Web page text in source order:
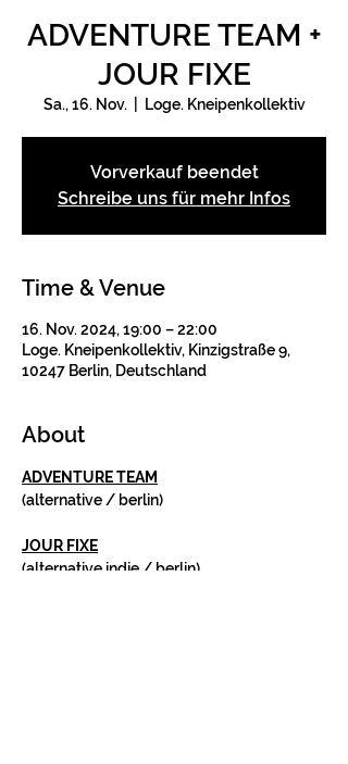
ADVENTURE TEAM +
JOUR FIXE
Sa., 16. Nov. Loge. Kneipenkollektiv
Vorverkauf beendet
Schreibe uns für mehr Infos
Time & Venue
16. Nov. 2024, 19:00 – 22:00
Loge. Kneipenkollektiv, Kinzigstraße 9,
10247 Berlin, Deutschland
About
ADVENTURE TEAM
(alternative / berlin)
JOUR FIXE
(alternative indie / berlin)